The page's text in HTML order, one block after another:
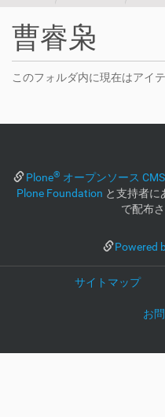
曹睿枭
このフォルダ内に現在はアイ
Plone® オープンソース
Plone Foundation と支持者に
で配布
Powered
サイトマップ
お